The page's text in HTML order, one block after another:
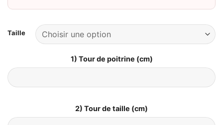
Taille
1) Tour de poitrine (cm)
2) Tour de taille (cm)